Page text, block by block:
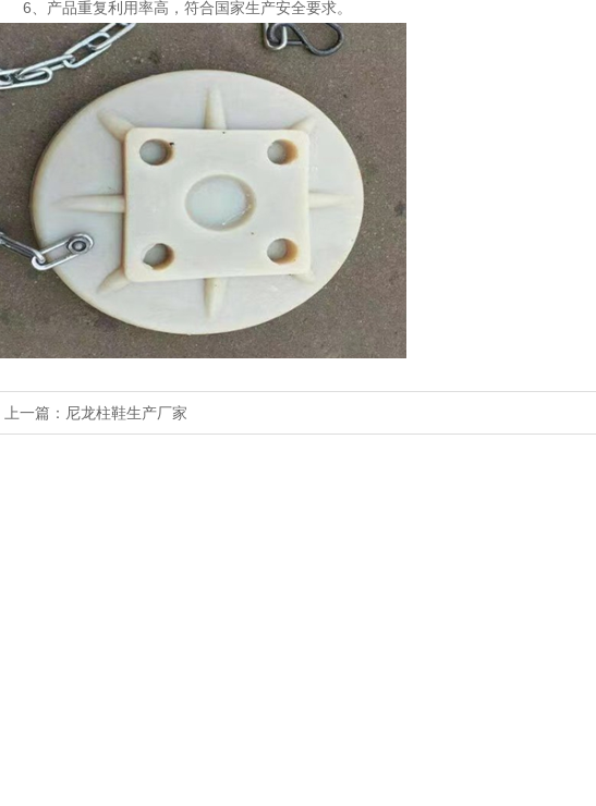
6、产品重复利用率高，符合国家生产安全要求。
上一篇： 尼龙柱鞋生产厂家